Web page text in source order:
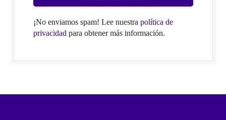
¡No enviamos spam! Lee nuestra política de
privacidad para obtener más información.